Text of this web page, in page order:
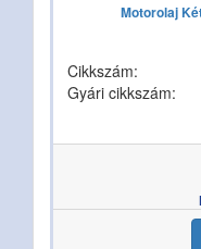
Motorolaj
Cikkszám:
Gyári cikkszám: